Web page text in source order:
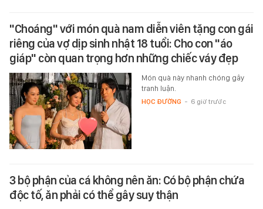
"Choáng" với món quà nam diễn viên tặng con gái
riêng của vợ dịp sinh nhật 18 tuổi: Cho con "áo
giáp" còn quan trọng hơn những chiếc váy đẹp
Món quà này nhanh chóng gây
tranh luận.
HỌC ĐƯỜNG - 6 giờ trước
3 bộ phận của cá không nên ăn: Có bộ phận chứa
độc tố, ăn phải có thể gây suy thận